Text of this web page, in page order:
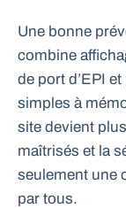
Une bonne
combine
de port d’EPI
simples à
site devient
maîtrisés et la
seulement une
par tous.